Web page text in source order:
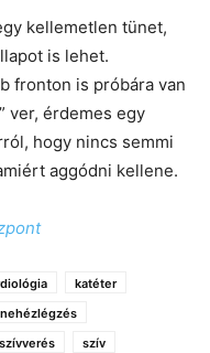
kellemetlen tünet,
is lehet.
fronton is próbára van
ver, érdemes egy
hogy nincs semmi
aggódni kellene.
katéter
nehézlégzés
szív